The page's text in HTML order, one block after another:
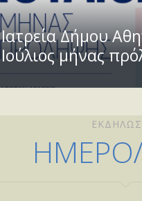
Ιατρεία Δήμου
Ιούλιος μήνας